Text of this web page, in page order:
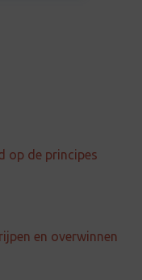
op de principes
en overwinnen